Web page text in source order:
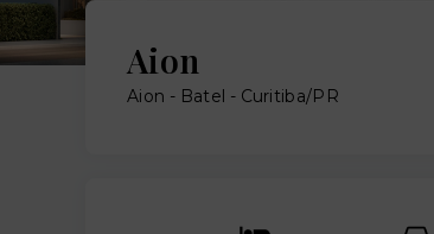
Aion
Aion - Batel - Curitiba/PR